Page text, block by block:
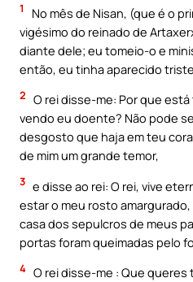
1
No mês de Nisan, (que é o
vigésimo do reinado de
diante dele; eu tomeio-o e
então, eu tinha aparecido
2 O rei disse-me: Por que
vendo eu doente? Não pode
desgosto que haja em teu
de mim um grande temor,
3 e disse ao rei: O rei, vive
estar o meu rosto
casa dos sepulcros de meus
portas foram queimadas pelo
4 O rei disse-me : Que queres